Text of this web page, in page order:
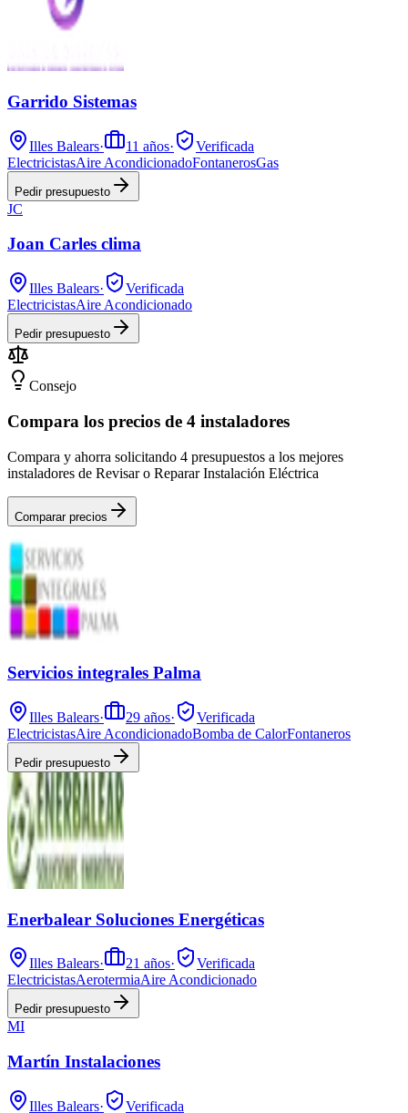
Garrido Sistemas
Illes Balears· 11 años·
Verificada
ElectricistasAire AcondicionadoFontanerosGas
Pedir presupuesto
JC
Joan Carles clima
Illes Balears·
Verificada
ElectricistasAire Acondicionado
Pedir presupuesto
Consejo
Compara los precios de 4 instaladores
Compara y ahorra solicitando 4 presupuestos a los mejores
instaladores de Revisar o Reparar Instalación Eléctrica
Comparar precios
Servicios integrales Palma
Illes Balears· 29 años·
Verificada
ElectricistasAire AcondicionadoBomba de CalorFontaneros
Pedir presupuesto
Enerbalear Soluciones Energéticas
Illes Balears· 21 años·
Verificada
ElectricistasAerotermiaAire Acondicionado
Pedir presupuesto
MI
Martín Instalaciones
Illes Balears·
Verificada